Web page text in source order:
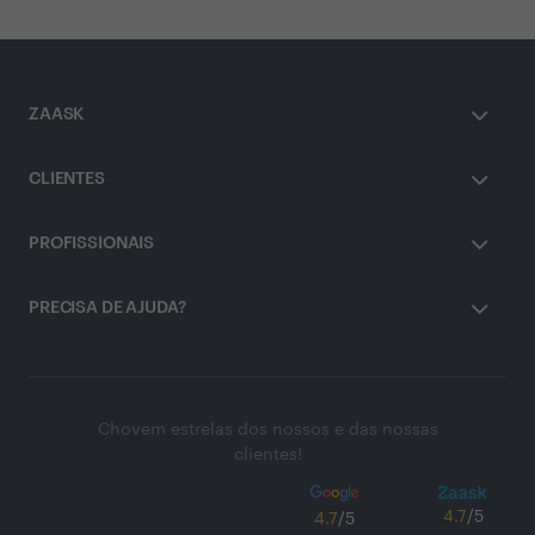
ZAASK
CLIENTES
PROFISSIONAIS
PRECISA DE AJUDA?
Chovem estrelas dos nossos e das nossas
clientes!
4.7/5 4.7/5